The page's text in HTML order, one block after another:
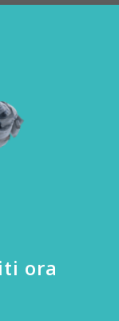
miliardi
miliardi, in crescita
i 2,196 miliardi,
mensili sono
ora